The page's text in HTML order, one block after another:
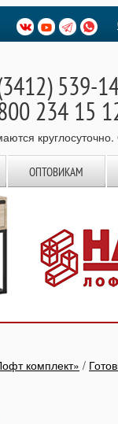
539-
234 15
ОПТОВИКАМ
комплект» /